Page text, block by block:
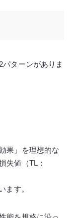
ターンがありま
果」を理想的な
失値（TL：
ます。